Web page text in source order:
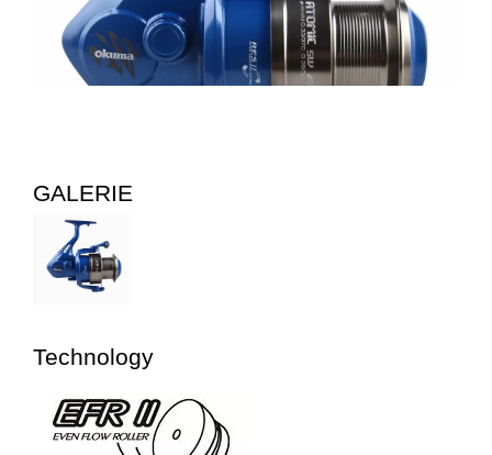
GALERIE
Technology